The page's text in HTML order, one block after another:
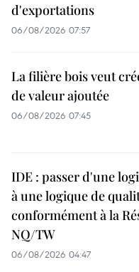
d'exportations
06/08/2026 07:57
La filière bois veut
de valeur ajoutée
06/08/2026 07:45
IDE : passer d'une
à une logique de
conformément à la
NQ/TW
06/08/2026 04:47